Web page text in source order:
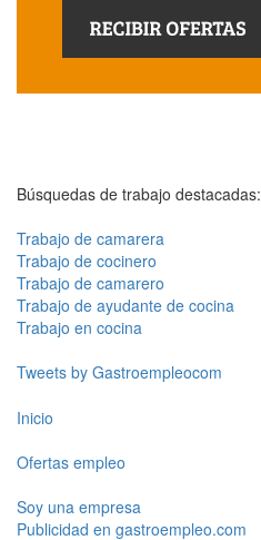
Búsquedas de trabajo destacadas:
Trabajo de camarera
Trabajo de cocinero
Trabajo de camarero
Trabajo de ayudante de cocina
Trabajo en cocina
Tweets by Gastroempleocom
Inicio
Ofertas empleo
Soy una empresa
Publicidad en gastroempleo.com